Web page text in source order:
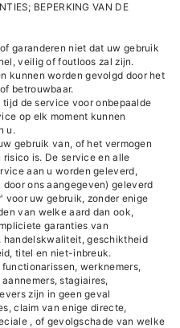
BEPERKING VAN DE
garanderen niet dat uw gebruik
veilig of foutloos zal zijn.
kunnen worden gevolgd door het
betrouwbaar.
de service voor onbepaalde
op elk moment kunnen
u.
gebruik van, of het vermogen
is. De service en alle
aan u worden geleverd,
ons aangegeven) geleverd
voor uw gebruik, zonder enige
van welke aard dan ook,
garanties van
handelskwaliteit, geschiktheid
titel en niet-inbreuk.
werknemers,
stagiaires,
zijn in geen geval
claim van enige directe,
, of gevolgschade van welke